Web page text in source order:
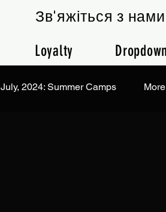
Зв'яжіться з нами
Loyalty
July, 2024: Summer Camps More